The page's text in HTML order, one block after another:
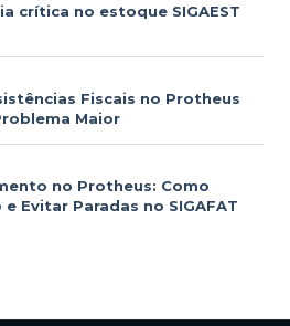
crítica no estoque SIGAEST
Fiscais no Protheus
Maior
no Protheus: Como
Evitar Paradas no SIGAFAT